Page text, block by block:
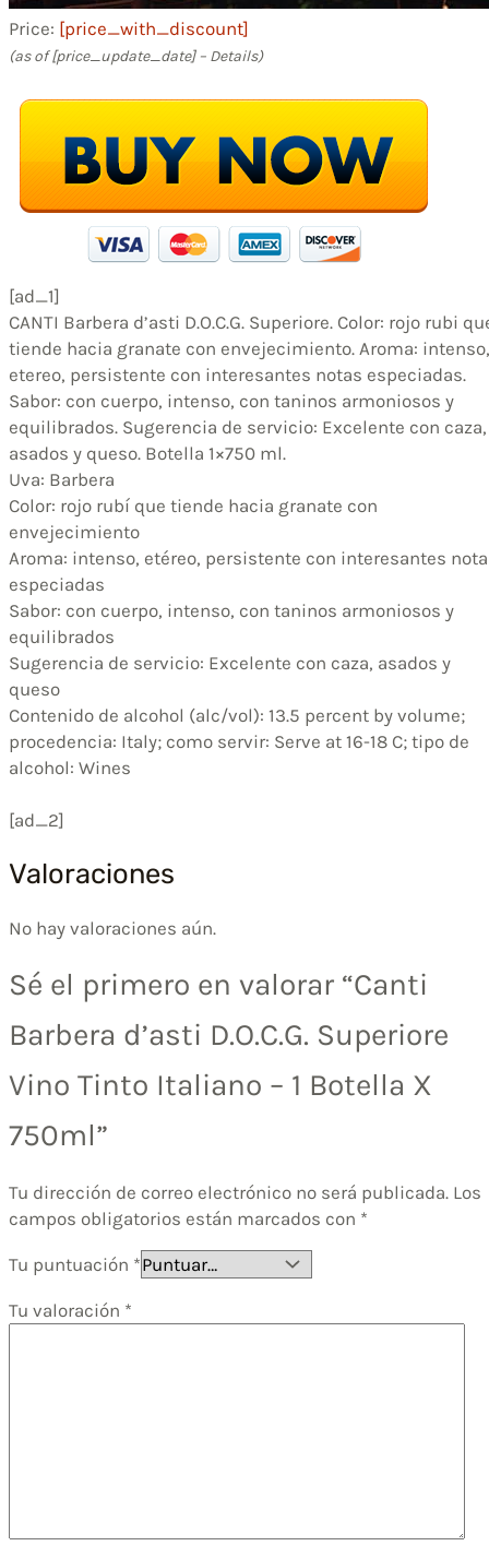
Price: [price_with_discount]
(as of [price_update_date] – Details)
[ad_1]
CANTI Barbera d’asti D.O.C.G. Superiore. Color: rojo rubi
tiende hacia granate con envejecimiento. Aroma: intenso,
etereo, persistente con interesantes notas especiadas.
Sabor: con cuerpo, intenso, con taninos armoniosos y
equilibrados. Sugerencia de servicio: Excelente con caza,
asados y queso. Botella 1×750 ml.
Uva: Barbera
Color: rojo rubí que tiende hacia granate con
envejecimiento
Aroma: intenso, etéreo, persistente con interesantes
especiadas
Sabor: con cuerpo, intenso, con taninos armoniosos y
equilibrados
Sugerencia de servicio: Excelente con caza, asados y
queso
Contenido de alcohol (alc/vol): 13.5 percent by volume;
procedencia: Italy; como servir: Serve at 16-18 C; tipo de
alcohol: Wines
[ad_2]
Valoraciones
No hay valoraciones aún.
Sé el primero en valorar “Canti
Barbera d’asti D.O.C.G. Superiore
Vino Tinto Italiano – 1 Botella X
750ml”
Tu dirección de correo electrónico no será publicada. Los
campos obligatorios están marcados con *
Tu puntuación *
Tu valoración *